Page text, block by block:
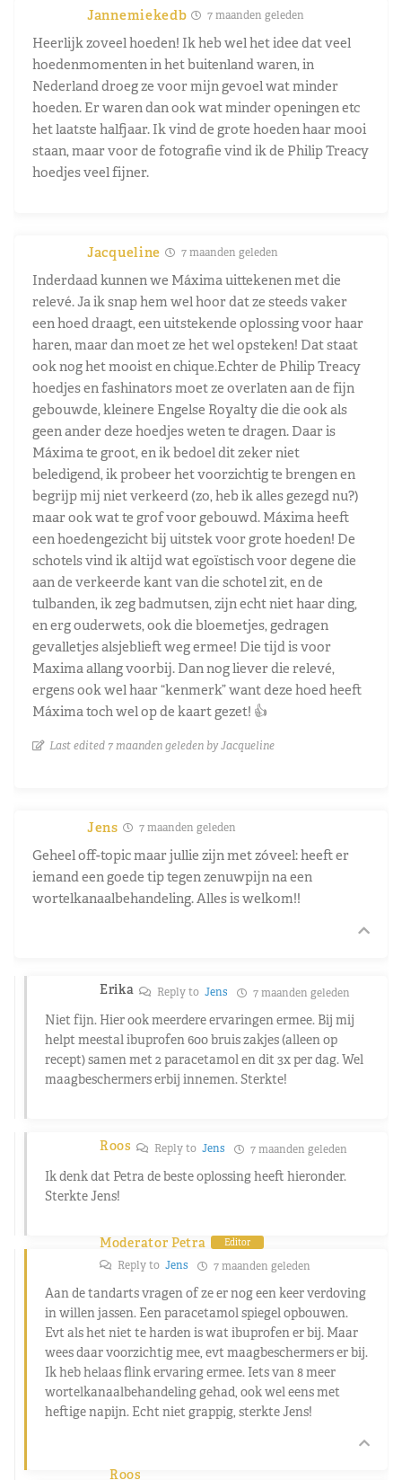
Jannemiekedb 7 maanden geleden
Heerlijk zoveel hoeden! Ik heb wel het idee dat veel
hoedenmomenten in het buitenland waren, in
Nederland droeg ze voor mijn gevoel wat minder
hoeden. Er waren dan ook wat minder openingen etc
het laatste halfjaar. Ik vind de grote hoeden haar mooi
staan, maar voor de fotografie vind ik de Philip Treacy
hoedjes veel fijner.
Jacqueline 7 maanden geleden
Inderdaad kunnen we Máxima uittekenen met die
relevé. Ja ik snap hem wel hoor dat ze steeds vaker
een hoed draagt, een uitstekende oplossing voor haar
haren, maar dan moet ze het wel opsteken! Dat staat
ook nog het mooist en chique.Echter de Philip Treacy
hoedjes en fashinators moet ze overlaten aan de fijn
gebouwde, kleinere Engelse Royalty die die ook als
geen ander deze hoedjes weten te dragen. Daar is
Máxima te groot, en ik bedoel dit zeker niet
beledigend, ik probeer het voorzichtig te brengen en
begrijp mij niet verkeerd (zo, heb ik alles gezegd nu?)
maar ook wat te grof voor gebouwd. Máxima heeft
een hoedengezicht bij uitstek voor grote hoeden! De
schotels vind ik altijd wat egoïstisch voor degene die
aan de verkeerde kant van die schotel zit, en de
tulbanden, ik zeg badmutsen, zijn echt niet haar ding,
en erg ouderwets, ook die bloemetjes, gedragen
gevalletjes alsjeblieft weg ermee! Die tijd is voor
Maxima allang voorbij. Dan nog liever die relevé,
ergens ook wel haar “kenmerk” want deze hoed heeft
Máxima toch wel op de kaart gezet! 👍
Last edited 7 maanden geleden by Jacqueline
Jens 7 maanden geleden
Geheel off-topic maar jullie zijn met zóveel: heeft er
iemand een goede tip tegen zenuwpijn na een
wortelkanaalbehandeling. Alles is welkom!!
Erika Reply to Jens 7 maanden geleden
Niet fijn. Hier ook meerdere ervaringen ermee. Bij mij
helpt meestal ibuprofen 600 bruis zakjes (alleen op
recept) samen met 2 paracetamol en dit 3x per dag. Wel
maagbeschermers erbij innemen. Sterkte!
Roos Reply to Jens 7 maanden geleden
Ik denk dat Petra de beste oplossing heeft hieronder.
Sterkte Jens!
Moderator Petra Editor
Reply to Jens 7 maanden geleden
Aan de tandarts vragen of ze er nog een keer verdoving
in willen jassen. Een paracetamol spiegel opbouwen.
Evt als het niet te harden is wat ibuprofen er bij. Maar
wees daar voorzichtig mee, evt maagbeschermers er bij.
Ik heb helaas flink ervaring ermee. Iets van 8 meer
wortelkanaalbehandeling gehad, ook wel eens met
heftige napijn. Echt niet grappig, sterkte Jens!
Roos